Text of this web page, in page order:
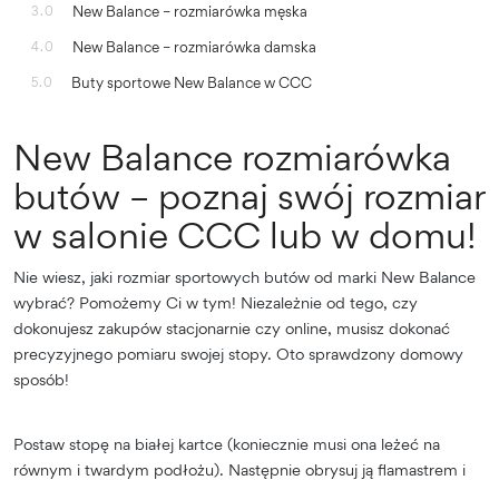
3.0 New Balance – rozmiarówka męska
4.0 New Balance – rozmiarówka damska
5.0 Buty sportowe New Balance w CCC
New Balance rozmiarówka
butów – poznaj swój rozmiar
w salonie CCC lub w domu!
Nie wiesz, jaki rozmiar sportowych butów od marki New Balance
wybrać? Pomożemy Ci w tym! Niezależnie od tego, czy
dokonujesz zakupów stacjonarnie czy online, musisz dokonać
precyzyjnego pomiaru swojej stopy. Oto sprawdzony domowy
sposób!
Postaw stopę na białej kartce (koniecznie musi ona leżeć na
równym i twardym podłożu). Następnie obrysuj ją flamastrem i